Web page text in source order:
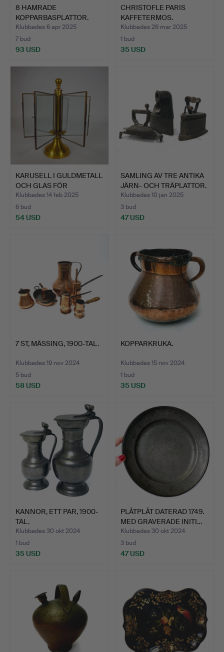
8 HAMRADE
KOPPARBASPLATTOR.
Klubbades 6 apr 2025
7 bud
93 USD
CHRISTOFLE PARIS
KAFFETERMOS.
SILVERMETALL…
Klubbades 26 mar 2025
1 bud
35 USD
KARUSELL I GULDMETALL
OCH GLAS FÖR
FOTOGRA…
Klubbades 14 feb 2025
6 bud
54 USD
SAMLING AV TRE ANTIKA
JÄRN- OCH TRÄPLATTOR.
Klubbades 10 jan 2025
3 bud
47 USD
7 ST, MÄSSING, 1900-TAL.
Klubbades 19 nov 2024
5 bud
58 USD
KOPPARKRUKA.
Klubbades 15 nov 2024
1 bud
35 USD
KANNOR, ETT PAR, 1900-
TAL.
Klubbades 30 okt 2024
1 bud
35 USD
PLÅTPLÅT DATERAD 1749.
MED GRAVERADE INITI…
Klubbades 30 okt 2024
3 bud
47 USD